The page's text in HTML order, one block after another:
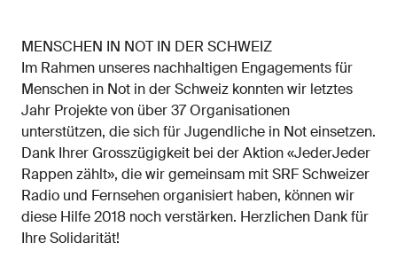
MENSCHEN IN NOT IN DER SCHWEIZ
Im Rahmen unseres nachhaltigen Engagements für
Menschen in Not in der Schweiz konnten wir letztes
Jahr Projekte von über 37 Organisationen
unterstützen, die sich für Jugendliche in Not einsetzen.
Dank Ihrer Grosszügigkeit bei der Aktion «JederJeder
Rappen zählt», die wir gemeinsam mit SRF Schweizer
Radio und Fernsehen organisiert haben, können wir
diese Hilfe 2018 noch verstärken. Herzlichen Dank für
Ihre Solidarität!